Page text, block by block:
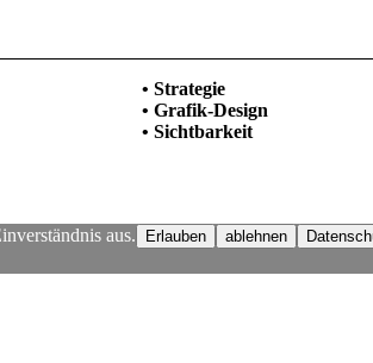
• Strategie
• Grafik-Design
• Sichtbarkeit
aus.
Erlauben ablehnen